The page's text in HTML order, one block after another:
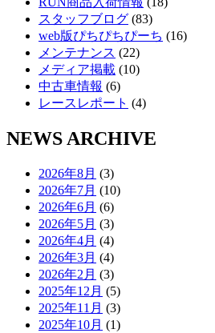
スタッフブログ (83)
web版ぴちぴちぴーち (16)
メンテナンス (22)
メディア掲載 (10)
中古車情報 (6)
レースレポート (4)
NEWS ARCHIVE
2026年8月 (3)
2026年7月 (10)
2026年6月 (6)
2026年5月 (3)
2026年4月 (4)
2026年3月 (4)
2026年2月 (3)
2025年12月 (5)
2025年11月 (3)
2025年10月 (1)